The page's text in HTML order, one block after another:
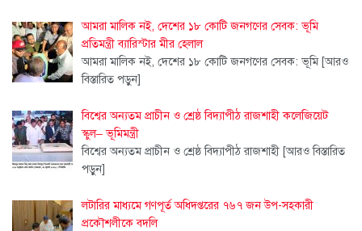
আমরা মালিক নই, দেশের ১৮ কোটি জনগণের সেবক: ভূমি
প্রতিমন্ত্রী ব্যারিস্টার মীর হেলাল
আমরা মালিক নই, দেশের ১৮ কোটি জনগণের সেবক: ভূমি [আরও
বিস্তারিত পড়ুন]
বিশ্বের অন্যতম প্রাচীন ও শ্রেষ্ঠ বিদ্যাপীঠ রাজশাহী কলেজিয়েট
স্কুল– ভূমিমন্ত্রী
বিশ্বের অন্যতম প্রাচীন ও শ্রেষ্ঠ বিদ্যাপীঠ রাজশাহী [আরও বিস্তারিত
পড়ুন]
লটারির মাধ্যমে গণপূর্ত অধিদপ্তরের ৭৬৭ জন উপ-সহকারী
প্রকৌশলীকে বদলি